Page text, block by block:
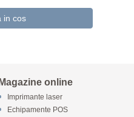
Magazine online
Imprimante laser
Echipamente POS